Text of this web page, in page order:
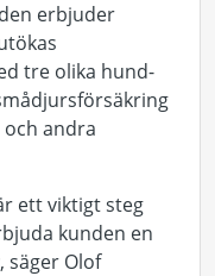
erbjuder
tre olika hund-
andra
ett viktigt steg
kunden en
säger Olof